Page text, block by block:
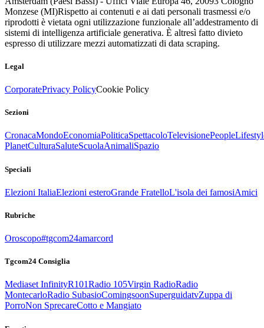
Monzese (MI)Rispetto ai contenuti e ai dati personali trasmessi e/o
riprodotti è vietata ogni utilizzazione funzionale all’addestramento di
sistemi di intelligenza artificiale generativa. È altresì fatto divieto
espresso di utilizzare mezzi automatizzati di data scraping.
Legal
CorporatePrivacy PolicyCookie Policy
Sezioni
CronacaMondoEconomiaPoliticaSpettacoloTelevisionePeople
PlanetCulturaSaluteScuolaAnimaliSpazio
Speciali
Elezioni ItaliaElezioni esteroGrande FratelloL'isola dei famosiAmici
Rubriche
Oroscopo#tgcom24amarcord
Tgcom24 Consiglia
Mediaset InfinityR101Radio 105Virgin RadioRadio
MontecarloRadio SubasioComingsoonSuperguidatvZuppa di
PorroNon SprecareCotto e Mangiato